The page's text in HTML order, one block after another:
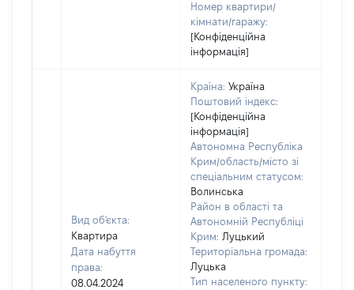
Номер квартири/
кімнати/гаражу:
[Конфіденційна
інформація]
Вид об'єкта:
Квартира
Дата набуття
права:
08.04.2024
Країна: Україна
Поштовий індекс:
[Конфіденційна
інформація]
Автономна Республіка
Крим/область/місто зі
спеціальним статусом:
Волинська
Район в області та
Автономній Республіці
Крим: Луцький
Територіальна громада:
Луцька
Тип населеного пункту: